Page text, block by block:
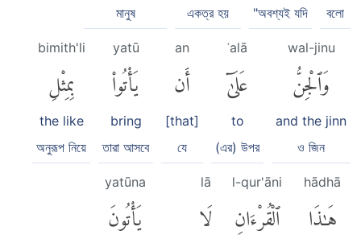
বলো
"অবশ্যই যদি
একত্র হয়
মানুষ
wal-jinu
وَٱلْجِنُّ
and the jinn
ও জিন
ʿalā
عَلَىٰٓ
to
(এর) উপর
an
أَن
[that]
যে
yatū
يَأْتُوا۟
bring
তারা আসবে
bimith'li
بِمِثْلِ
the like
অনুরূপ নিয়ে
hādhā
هَٰذَا
l-qur'āni
ٱلْقُرْءَانِ
lā
لَا
yatūna
يَأْتُونَ